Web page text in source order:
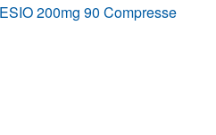
200mg 90 Compresse